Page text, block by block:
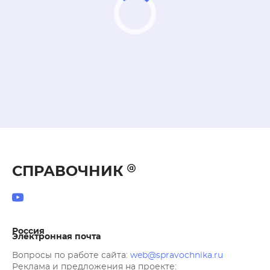
СПРАВОЧНИК
Россия
Электронная почта
Вопросы по работе сайта: web@spravochnika.ru
Реклама и предложения на проекте: